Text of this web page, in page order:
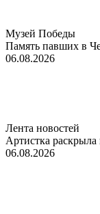
Музей Победы
Память павших в
06.08.2026
Лента новостей
Артистка
06.08.2026